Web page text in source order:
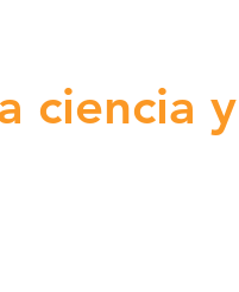
ciencia y